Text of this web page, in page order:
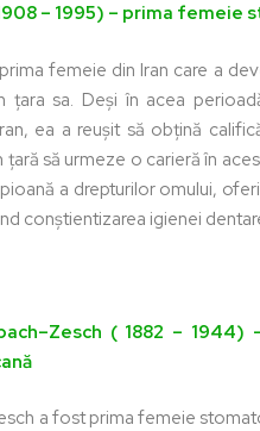
– 1995) – prima femeie
femeie din Iran care a
țara sa. Deși în acea
ea a reușit să obțină
să urmeze o carieră în
a drepturilor omului,
conștientizarea igienei
( 1882 –
a fost prima femeie